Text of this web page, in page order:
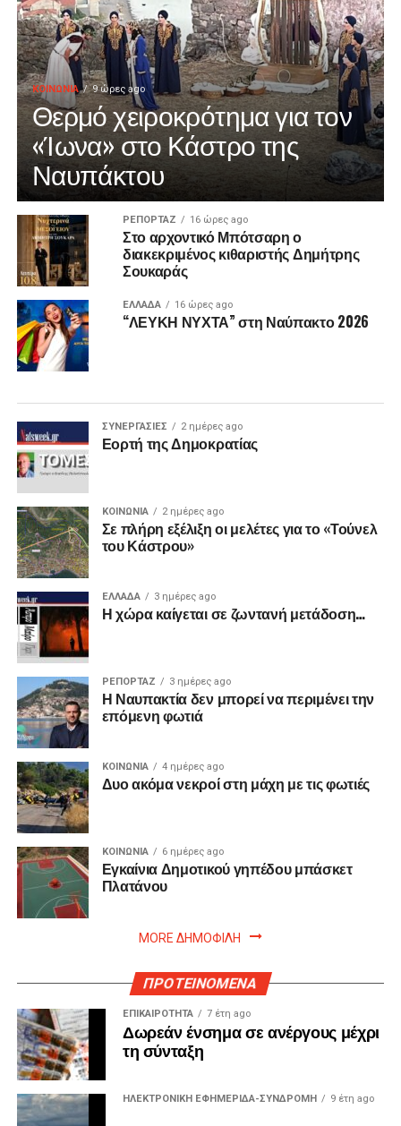
ΚΟΙΝΩΝΙΑ 9 ώρες ago
Θερμό χειροκρότημα για τον
«Ίωνα» στο Κάστρο της
Ναυπάκτου
ΡΕΠΟΡΤΑΖ 16 ώρες ago
Στο αρχοντικό Μπότσαρη ο
διακεκριμένος κιθαριστής Δημήτρης
Σουκαράς
ΕΛΛΑΔΑ 16 ώρες ago
“ΛΕΥΚΗ ΝΥΧΤΑ” στη Ναύπακτο 2026
ΣΥΝΕΡΓΑΣΙΕΣ 2 ημέρες ago
Εορτή της Δημοκρατίας
ΚΟΙΝΩΝΙΑ 2 ημέρες ago
Σε πλήρη εξέλιξη οι μελέτες για το «Τούνελ
του Κάστρου»
ΕΛΛΑΔΑ 3 ημέρες ago
Η χώρα καίγεται σε ζωντανή μετάδοση…
ΡΕΠΟΡΤΑΖ 3 ημέρες ago
Η Ναυπακτία δεν μπορεί να περιμένει την
επόμενη φωτιά
ΚΟΙΝΩΝΙΑ 4 ημέρες ago
Δυο ακόμα νεκροί στη μάχη με τις φωτιές
ΚΟΙΝΩΝΙΑ 6 ημέρες ago
Εγκαίνια Δημοτικού γηπέδου μπάσκετ
Πλατάνου
MORE ΔΗΜΟΦΙΛΗ
ΠΡΟΤΕΙΝΟΜΕΝΑ
ΕΠΙΚΑΙΡΟΤΗΤΑ 7 έτη ago
Δωρεάν ένσημα σε ανέργους μέχρι
τη σύνταξη
ΗΛΕΚΤΡΟΝΙΚΗ ΕΦΗΜΕΡΙΔΑ-ΣΥΝΔΡΟΜΗ 9 έτη ago